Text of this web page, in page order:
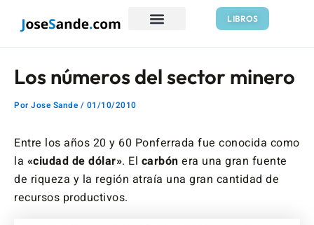
LIBROS
Los números del sector minero
Por Jose Sande / 01/10/2010
Entre los años 20 y 60 Ponferrada fue conocida como
la «ciudad de dólar». El carbón era una gran fuente
de riqueza y la región atraía una gran cantidad de
recursos productivos.
de